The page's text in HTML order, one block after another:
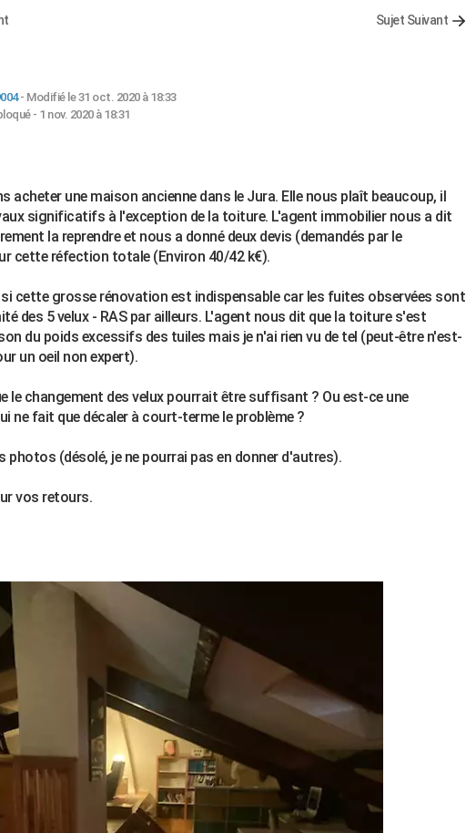
Sujet Suivant
- Modifié le 31 oct. 2020 à 18:33
- 1 nov. 2020 à 18:31
acheter une maison ancienne dans le Jura. Elle nous plaît beaucoup, il
significatifs à l'exception de la toiture. L'agent immobilier nous a dit
la reprendre et nous a donné deux devis (demandés par le
cette réfection totale (Environ 40/42 k€).
si cette grosse rénovation est indispensable car les fuites observées sont
des 5 velux - RAS par ailleurs. L'agent nous dit que la toiture s'est
du poids excessifs des tuiles mais je n'ai rien vu de tel (peut-être n'est-
un oeil non expert).
le changement des velux pourrait être suffisant ? Ou est-ce une
ne fait que décaler à court-terme le problème ?
photos (désolé, je ne pourrai pas en donner d'autres).
vos retours.